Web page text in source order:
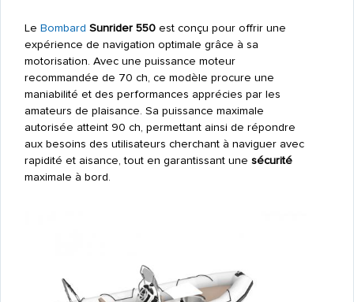
Le Bombard Sunrider 550est conçu pour offrir une
expérience de navigation optimale grâce à sa
motorisation. Avec une puissance moteur
recommandée de 70 ch, ce modèle procure une
maniabilité et des performances apprécies par les
amateurs de plaisance. Sa puissance maximale
autorisée atteint 90 ch, permettant ainsi de répondre
aux besoins des utilisateurs cherchant à naviguer avec
rapidité et aisance, tout en garantissant une sécurité
maximale à bord.